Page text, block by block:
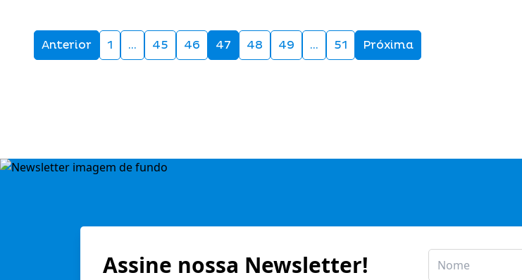
Anterior 1 … 45 46 47 48 49 … 51 Próxima
Assine nossa Newsletter!